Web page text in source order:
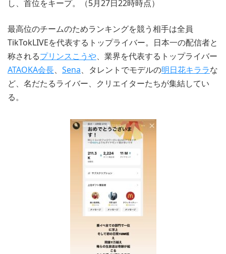
し、首位をキープ。（5月27日22時時点）
最高位のチームのためランキングを競う相手は全員
TikTokLIVEを代表するトップライバー。日本一の配信者と
称されるプリンスこうや、業界を代表するトップライバー
ATAOKA会長、 Sena、タレントでモデルの明日花キララな
ど、名だたるライバー、クリエイターたちが集結してい
る。